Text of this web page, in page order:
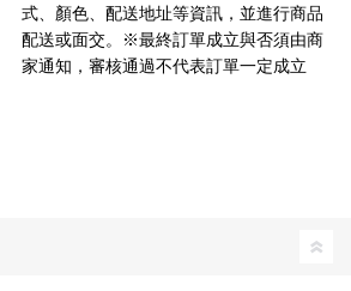
式、顏色、配送地址等資訊，並進行商品
配送或面交。※最終訂單成立與否須由商
家通知，審核通過不代表訂單一定成立